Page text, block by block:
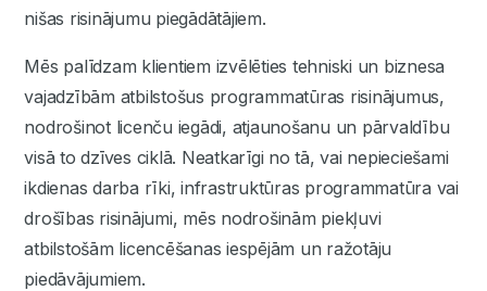
nišas risinājumu piegādātājiem.
Mēs palīdzam klientiem izvēlēties tehniski un biznesa
vajadzībām atbilstošus programmatūras risinājumus,
nodrošinot licenču iegādi, atjaunošanu un pārvaldību
visā to dzīves ciklā. Neatkarīgi no tā, vai nepieciešami
ikdienas darba rīki, infrastruktūras programmatūra vai
drošības risinājumi, mēs nodrošinām piekļuvi
atbilstošām licencēšanas iespējām un ražotāju
piedāvājumiem.